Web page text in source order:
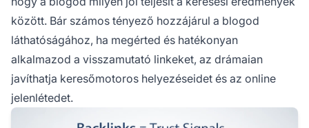
között. Bár számos tényező hozzájárul a blogod
láthatóságához, ha megérted és hatékonyan
alkalmazod a visszamutató linkeket, az drámaian
javíthatja keresőmotoros helyezéseidet és az online
jelenlétedet.